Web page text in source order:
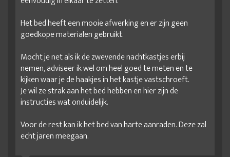
beste beddenwinkel
beste ledikant
Blank houten bed
bruin ledikant
complete bedden
Eiken balken bed
Eiken bed
Eiken bed met lades
Eiken bedden
Eiken houten bed 140x200
Eiken houten bed 160x200
Eiken houten bed 180x200
Eiken houten bed 200x200
Eikenhouten bed frame
groot ledikant
groot tweepersoonsbed
Het bed heeft een mooie afwerking en er zijn geen
goedkope materialen gebruikt.
Mocht je net als ik de zwevende nachtkastjes erbij
nemen, adviseer ik wel om heel goed te meten en te
kijken waar je de haakjes in het kastje vastschroeft.
Je wil ze strak aan het bed hebben en hier zijn de
instructies wat onduidelijk.
Voor de rest kan ik het bed van harte aanraden. Deze zal
echt jaren meegaan.